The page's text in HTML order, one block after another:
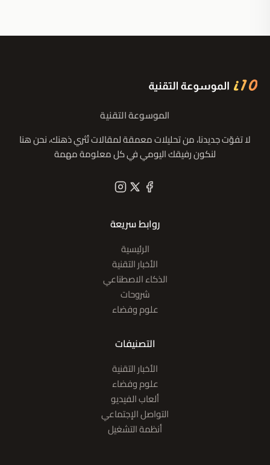
الموسوعة التقنية
لا تفوّت جديدنا، من تحليلات معمقة لمقالات تُثري ذهنك، نحن هنا
لنكون رفيقك اليومي في كل معلومة مهمة
روابط سريعة
الرئيسية
الأخبار التقنية
الذكاء الاصطناعي
شروحات
علوم وفضاء
التصنيفات
الأخبار التقنية
علوم وفضاء
ألعاب الفيديو
التواصل الإجتماعي
أنظمة التشغيل